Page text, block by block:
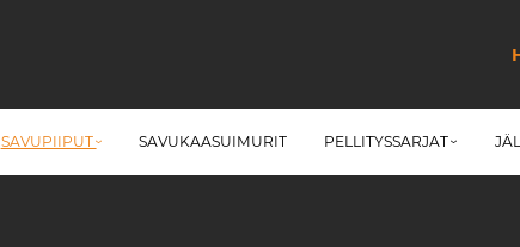
SAVUPIIPUT› SAVUKAASUIMURIT PELLITYSSARJAT›